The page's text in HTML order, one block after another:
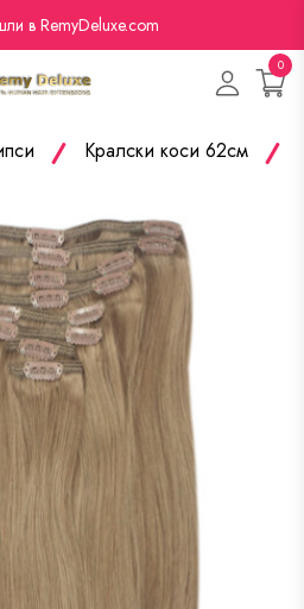
в RemyDeluxe.com
0
Кралски коси 62см